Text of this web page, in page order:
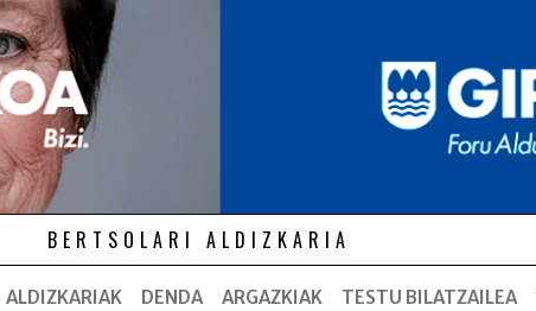
BERTSOLARI ALDIZKARIA
ALDIZKARIAK DENDA ARGAZKIAK TESTU BILATZAILEA